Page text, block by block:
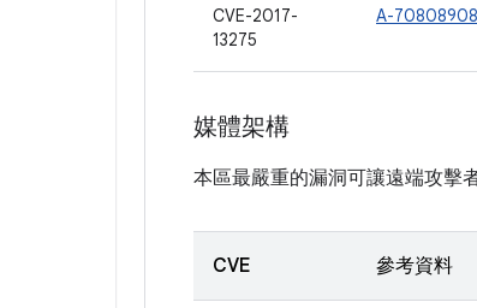
CVE-2017-
13275
A-70808908
媒體架構
本區最嚴重的漏洞可讓遠端攻擊
CVE 參考資料